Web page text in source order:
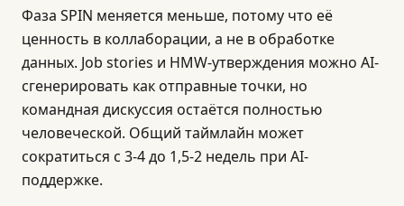
Фаза SPIN меняется меньше, потому что её
ценность в коллаборации, а не в обработке
данных. Job stories и HMW-утверждения можно AI-
сгенерировать как отправные точки, но
командная дискуссия остаётся полностью
человеческой. Общий таймлайн может
сократиться с 3-4 до 1,5-2 недель при AI-
поддержке.